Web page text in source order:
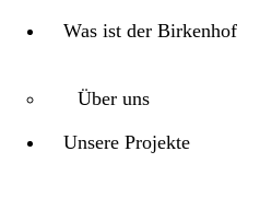
Was ist der Birkenhof
Über uns
Unsere Projekte